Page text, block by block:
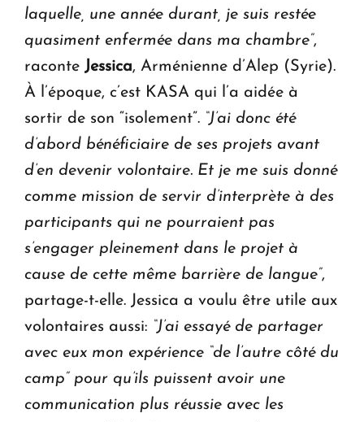
laquelle, une année durant, je suis restée
quasiment enfermée dans ma chambre”,
raconte Jessica, Arménienne d’Alep (Syrie).
À l’époque, c’est KASA qui l’a aidée à
sortir de son “isolement”. “J’ai donc été
d’abord bénéficiaire de ses projets avant
d’en devenir volontaire. Et je me suis donné
comme mission de servir d’interprète à des
participants qui ne pourraient pas
s’engager pleinement dans le projet à
cause de cette même barrière de langue”,
partage-t-elle. Jessica a voulu être utile aux
volontaires aussi: “J’ai essayé de partager
avec eux mon expérience “de l’autre côté du
camp” pour qu’ils puissent avoir une
communication plus réussie avec les